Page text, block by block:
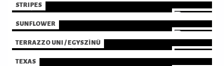
STRIPES
SUNFLOWER
TERRAZZO UNI / EGYSZÍNŰ
TEXAS